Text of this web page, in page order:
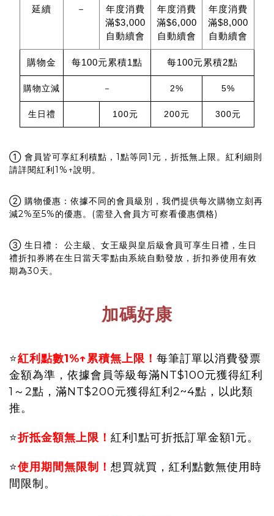
延續 －
年度消費
滿$3,000
自動續會
年度消費
滿$6,000
自動續會
年度消費
滿$8,000
自動續會
購物金 每100元累積1點 每100元累積2點
購物立減 － 2% 5%
生日禮 100元 200元 300元
① 會員皆可享紅利積點，1點等同1元，折抵無上限。紅利細則
請詳閱紅利1%↑說明。
② 購物優惠：依據不同的會員級別，我們提供每次購物立刻再
減2%至5%的優惠。(需登入會員方可察看優惠價格)
③ 生日禮： 公主級、女王級與皇后級會員可享生日禮，生日
禮折扣券將在生日當天零點由系統自動發放，折扣券使用有效
期為30天。
加碼好康
⭐️紅利點數1%↑累積無上限！ 每筆訂單以消費發票
金額為準，依據會員等級每滿NT$100元獲得紅利
1～2點，滿NT$200元獲得紅利2~4點，以此類
推。
⭐️折抵金額無上限！ 紅利1點可折抵訂單金額1元。
⭐️使用期間無限制！ 想買就買，紅利點數無使用時
間限制。